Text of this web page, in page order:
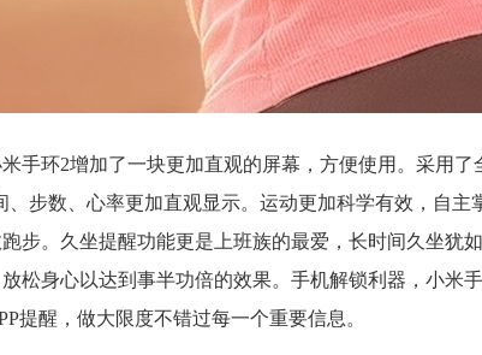
手环2增加了一块更加直观的屏幕，方便使用。采用
、步数、心率更加直观显示。运动更加科学有效，自
步。久坐提醒功能更是上班族的最爱，长时间久坐犹
松身心以达到事半功倍的效果。手机解锁利器，小米
提醒，做大限度不错过每一个重要信息。